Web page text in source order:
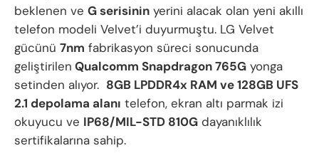
beklenen ve G serisinin yerini alacak olan yeni akıllı
telefon modeli Velvet’i duyurmuştu. LG Velvet
gücünü 7nm fabrikasyon süreci sonucunda
geliştirilen Qualcomm Snapdragon 765G yonga
setinden alıyor. 8GB LPDDR4x RAM ve 128GB UFS
2.1 depolama alanı telefon, ekran altı parmak izi
okuyucu ve IP68/MIL-STD 810G dayanıklılık
sertifikalarına sahip.